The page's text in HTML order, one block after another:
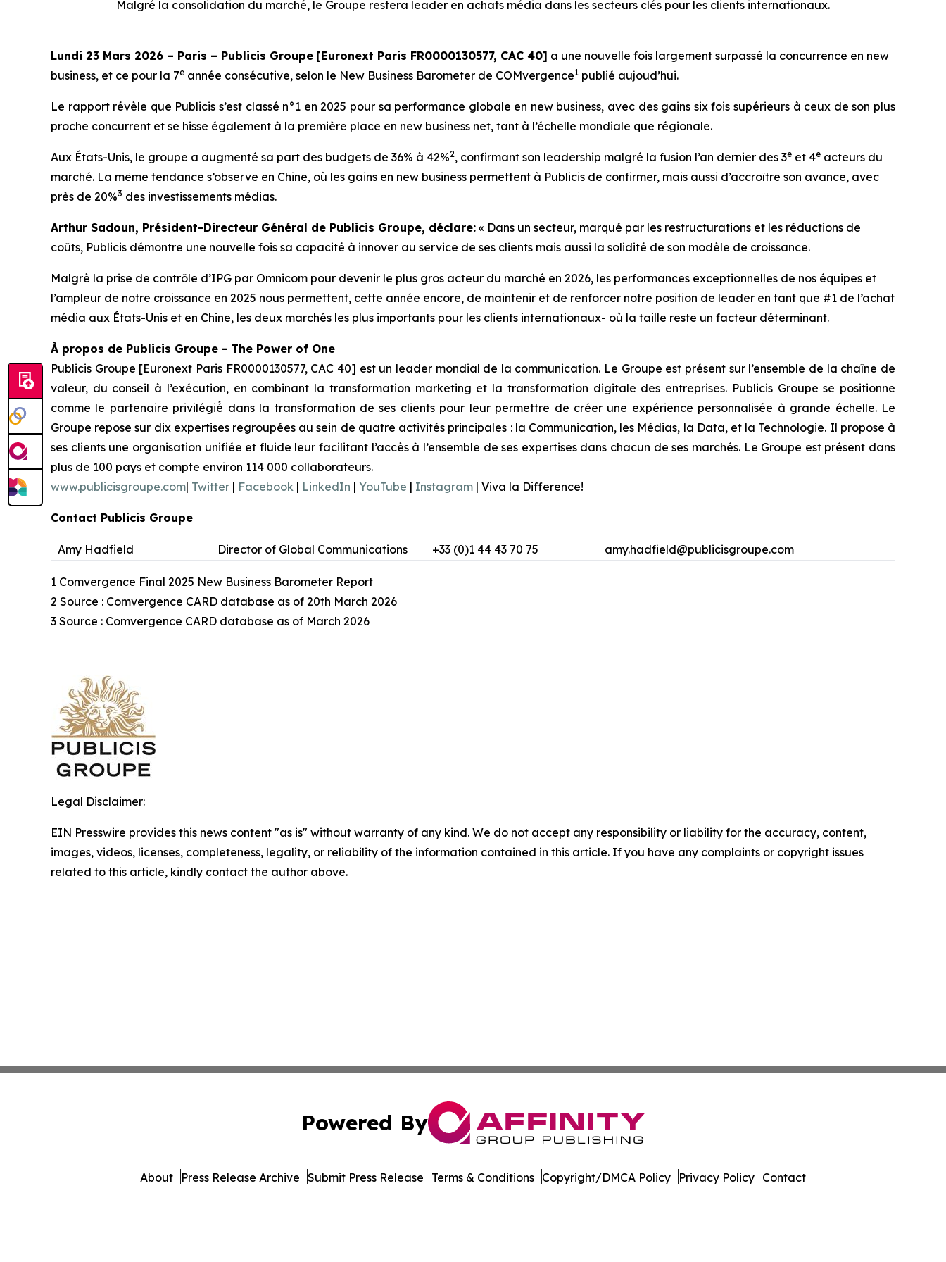
Malgré la consolidation du marché, le Groupe restera leader en achats média dans les secteurs clés pour les clients internationaux.
Lundi 23 Mars 2026 – Paris – Publicis Groupe [Euronext Paris FR0000130577, CAC 40] a une nouvelle fois largement surpassé la concurrence en new
business, et ce pour la 7e année consécutive, selon le New Business Barometer de COMvergence1 publié aujoud’hui.
Le rapport révèle que Publicis s’est classé n°1 en 2025 pour sa performance globale en new business, avec des gains six fois supérieurs à ceux de son plus
proche concurrent et se hisse également à la première place en new business net, tant à l’échelle mondiale que régionale.
Aux États-Unis, le groupe a augmenté sa part des budgets de 36% à 42%2, confirmant son leadership malgré la fusion l’an dernier des 3e et 4e acteurs du
marché. La même tendance s’observe en Chine, où les gains en new business permettent à Publicis de confirmer, mais aussi d’accroître son avance, avec
près de 20%3 des investissements médias.
Arthur Sadoun, Président-Directeur Général de Publicis Groupe, déclare: « Dans un secteur, marqué par les restructurations et les réductions de
coûts, Publicis démontre une nouvelle fois sa capacité à innover au service de ses clients mais aussi la solidité de son modèle de croissance.
Malgrè la prise de contrôle d’IPG par Omnicom pour devenir le plus gros acteur du marché en 2026, les performances exceptionnelles de nos équipes et
l’ampleur de notre croissance en 2025 nous permettent, cette année encore, de maintenir et de renforcer notre position de leader en tant que #1 de l’achat
média aux États-Unis et en Chine, les deux marchés les plus importants pour les clients internationaux- où la taille reste un facteur déterminant.
À propos de Publicis Groupe - The Power of One
Publicis Groupe [Euronext Paris FR0000130577, CAC 40] est un leader mondial de la communication. Le Groupe est présent sur l’ensemble de la chaîne de
valeur, du conseil à l’exécution, en combinant la transformation marketing et la transformation digitale des entreprises. Publicis Groupe se positionne
comme le partenaire privilégié́ dans la transformation de ses clients pour leur permettre de créer une expérience personnalisée à grande échelle. Le
Groupe repose sur dix expertises regroupées au sein de quatre activités principales : la Communication, les Médias, la Data, et la Technologie. Il propose à
ses clients une organisation unifiée et fluide leur facilitant l’accès à l’ensemble de ses expertises dans chacun de ses marchés. Le Groupe est présent dans
plus de 100 pays et compte environ 114 000 collaborateurs.
www.publicisgroupe.com| Twitter | Facebook | LinkedIn | YouTube | Instagram | Viva la Difference!
Contact Publicis Groupe
Amy Hadfield Director of Global Communications +33 (0)1 44 43 70 75 amy.hadfield@publicisgroupe.com
1 Comvergence Final 2025 New Business Barometer Report
2 Source : Comvergence CARD database as of 20th March 2026
3 Source : Comvergence CARD database as of March 2026
Legal Disclaimer:
EIN Presswire provides this news content "as is" without warranty of any kind. We do not accept any responsibility or liability for the accuracy, content,
images, videos, licenses, completeness, legality, or reliability of the information contained in this article. If you have any complaints or copyright issues
related to this article, kindly contact the author above.
Powered By
About Press Release Archive Submit Press Release Terms & Conditions Copyright/DMCA Policy Privacy Policy Contact